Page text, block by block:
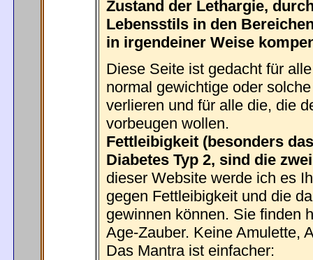
Zustand der Lethargie,
Lebensstils in den
in irgendeiner Weise
Diese Seite ist gedacht für
normal gewichtige oder
verlieren und für alle die, die
vorbeugen wollen.
Fettleibigkeit (besonders
Diabetes Typ 2, sind die
dieser Website werde ich es
gegen Fettleibigkeit und die
gewinnen können. Sie finden
Age-Zauber. Keine Amulette,
Das Mantra ist einfacher: